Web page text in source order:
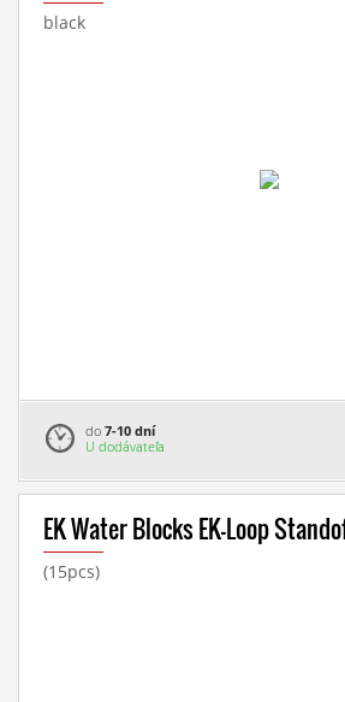
black
do 7-10 dní
U dodávateľa
EK Water Blocks EK-Loop
(15pcs)